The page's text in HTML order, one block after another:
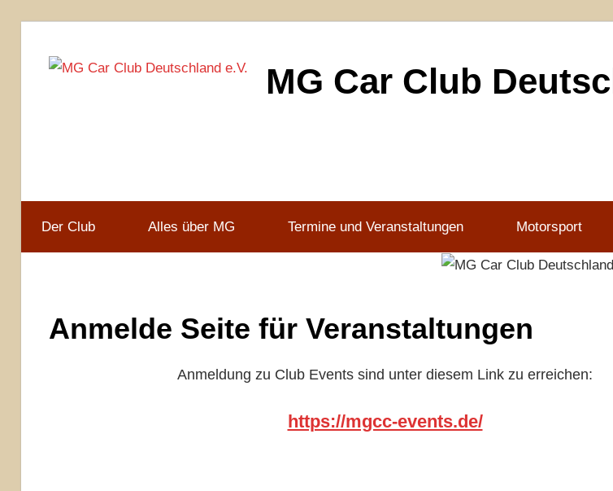
Inhalt
MG Car Club
Der Club Alles über MG Termine und Veranstaltungen Motorsport
Anmelde Seite für Veranstaltungen
Anmeldung zu Club Events sind unter diesem Link zu erreichen:
https://mgcc-events.de/